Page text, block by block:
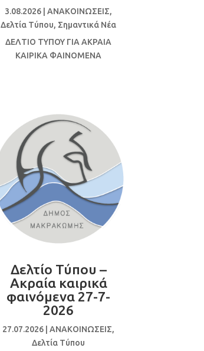
3.08.2026 |ΑΝΑΚΟΙΝΩΣΕΙΣ,
Δελτία Τύπου, Σημαντικά Νέα
ΔΕΛΤΙΟ ΤΥΠΟΥ ΓΙΑ ΑΚΡΑΙΑ
ΚΑΙΡΙΚΑ ΦΑΙΝΟΜΕΝΑ
Δελτίο Τύπου –
Ακραία καιρικά
φαινόμενα 27-7-
2026
27.07.2026 |ΑΝΑΚΟΙΝΩΣΕΙΣ,
Δελτία Τύπου